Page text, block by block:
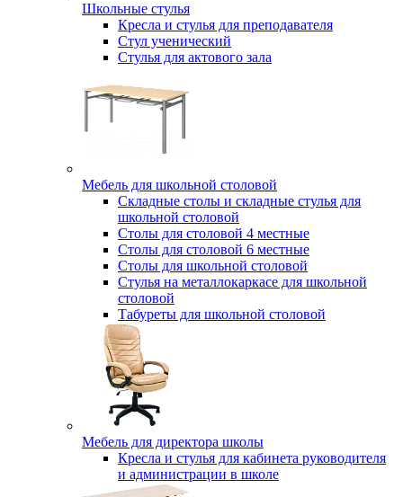
Школьные стулья
Кресла и стулья для преподавателя
Стул ученический
Стулья для актового зала
Мебель для школьной столовой
Складные столы и складные стулья для
школьной столовой
Столы для столовой 4 местные
Столы для столовой 6 местные
Столы для школьной столовой
Стулья на металлокаркасе для школьной
столовой
Табуреты для школьной столовой
Мебель для директора школы
Кресла и стулья для кабинета руководителя
и администрации в школе